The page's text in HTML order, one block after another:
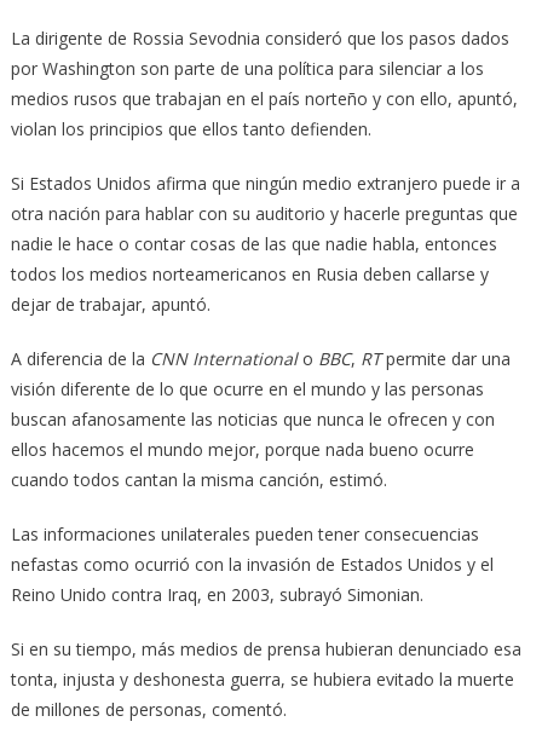
La dirigente de Rossia Sevodnia consideró que los pasos dados
por Washington son parte de una política para silenciar a los
medios rusos que trabajan en el país norteño y con ello, apuntó,
violan los principios que ellos tanto defienden.
Si Estados Unidos afirma que ningún medio extranjero puede ir a
otra nación para hablar con su auditorio y hacerle preguntas que
nadie le hace o contar cosas de las que nadie habla, entonces
todos los medios norteamericanos en Rusia deben callarse y
dejar de trabajar, apuntó.
A diferencia de la CNN Internationalo BBC, RTpermite dar una
visión diferente de lo que ocurre en el mundo y las personas
buscan afanosamente las noticias que nunca le ofrecen y con
ellos hacemos el mundo mejor, porque nada bueno ocurre
cuando todos cantan la misma canción, estimó.
Las informaciones unilaterales pueden tener consecuencias
nefastas como ocurrió con la invasión de Estados Unidos y el
Reino Unido contra Iraq, en 2003, subrayó Simonian.
Si en su tiempo, más medios de prensa hubieran denunciado esa
tonta, injusta y deshonesta guerra, se hubiera evitado la muerte
de millones de personas, comentó.